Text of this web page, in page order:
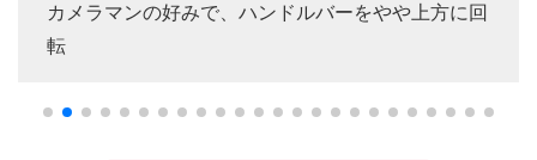
カメラマンの好みで、ハンドルバーをやや上方に回
転